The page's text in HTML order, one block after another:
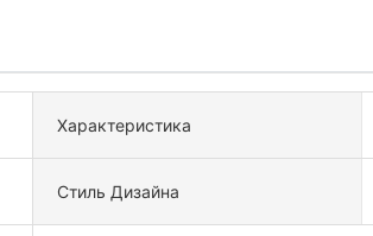
Характеристика
Стиль Дизайна